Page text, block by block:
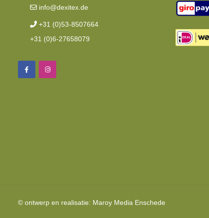
info@dexitex.de
+31 (0)53-8507664
+31 (0)6-27658079
© ontwerp en realisatie: Maroy Media Enschede